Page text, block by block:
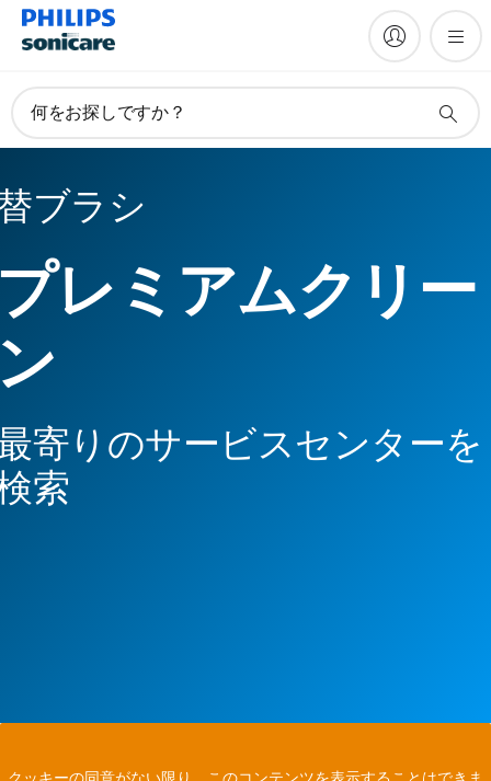
何をお探しですか？
ブラシ
レミアムクリー
寄りのサービスセンターを
索